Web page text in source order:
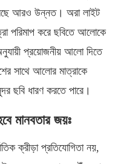
আরও উন্নত। অরা লাইট
পরিমাপ করে ছবিতে আলোকে
প্রয়োজনীয় আলো দিতে
সাথে আলোর মাত্রাকে
ছবি ধারণ করতে পারে।
মানবতার জয়ঃ
ক্রীড়া প্রতিযোগিতা নয়,